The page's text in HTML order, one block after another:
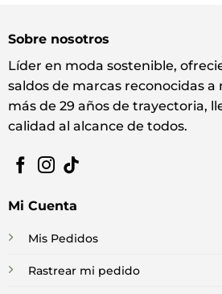
Sobre nosotros
Líder en moda sostenible,
saldos de marcas reconocidas a
más de 29 años de trayectoria,
calidad al alcance de todos.
Mi Cuenta
Mis Pedidos
Rastrear mi pedido